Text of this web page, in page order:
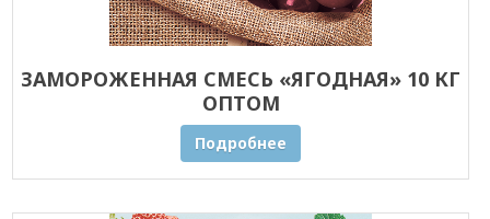
ЗАМОРОЖЕННАЯ СМЕСЬ «ЯГОДНАЯ» 10 КГ
ОПТОМ
Подробнее